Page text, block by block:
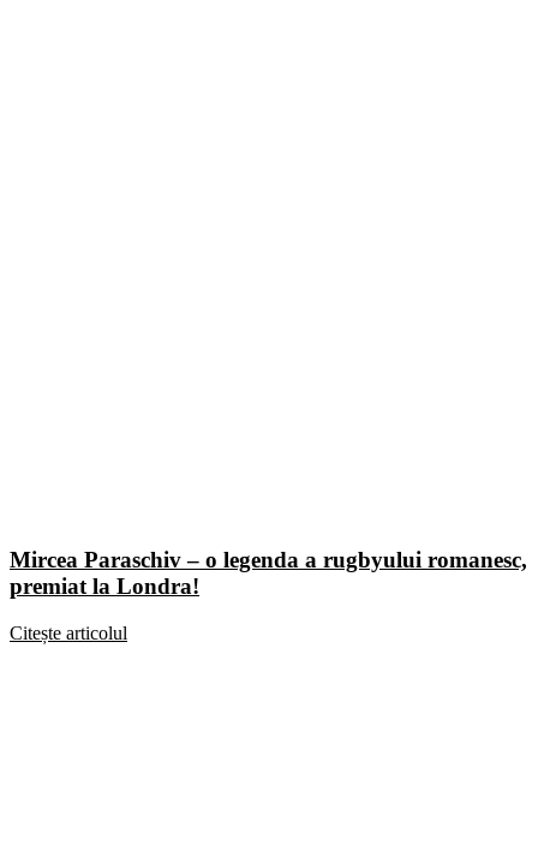
Mircea Paraschiv – o legenda a rugbyului romanesc,
premiat la Londra!
Citește articolul